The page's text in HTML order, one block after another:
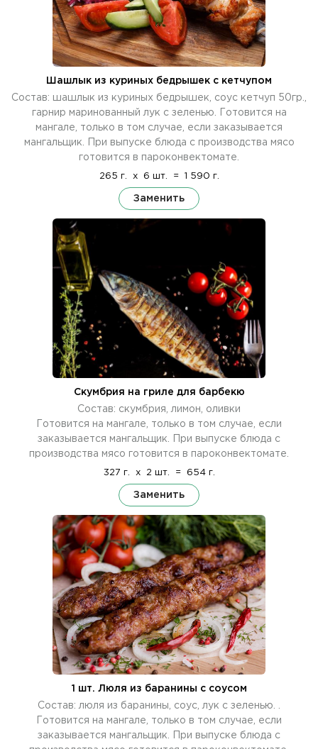
Шашлык из куриных бедрышек с кетчупом
Состав: шашлык из куриных бедрышек, соус кетчуп 50гр.,
гарнир маринованный лук с зеленью. Готовится на
мангале, только в том случае, если заказывается
мангальщик. При выпуске блюда с производства мясо
готовится в пароконвектомате.
265 г. x 6 шт. = 1 590 г.
Заменить
Скумбрия на гриле для барбекю
Состав: скумбрия, лимон, оливки
Готовится на мангале, только в том случае, если
заказывается мангальщик. При выпуске блюда с
производства мясо готовится в пароконвектомате.
327 г. x 2 шт. = 654 г.
Заменить
1 шт. Люля из баранины c cоусом
Состав: люля из баранины, соус, лук с зеленью. .
Готовится на мангале, только в том случае, если
заказывается мангальщик. При выпуске блюда с